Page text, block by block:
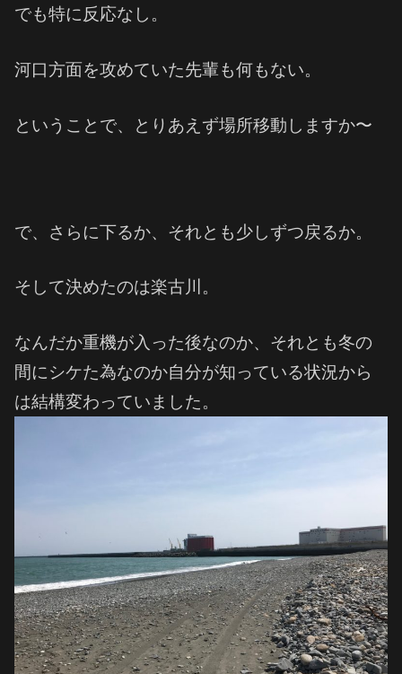
でも特に反応なし。
河口方面を攻めていた先輩も何もない。
ということで、とりあえず場所移動しますか〜
で、さらに下るか、それとも少しずつ戻るか。
そして決めたのは楽古川。
なんだか重機が入った後なのか、それとも冬の
間にシケた為なのか自分が知っている状況から
は結構変わっていました。